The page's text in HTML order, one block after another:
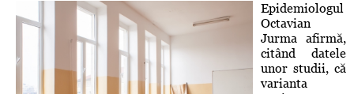
Epidemiologul
Octavian
Jurma afirmă,
citând datele
unor studii, că
varianta